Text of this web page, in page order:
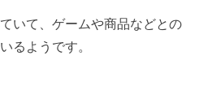
いて、ゲームや商品などとの
るようです。